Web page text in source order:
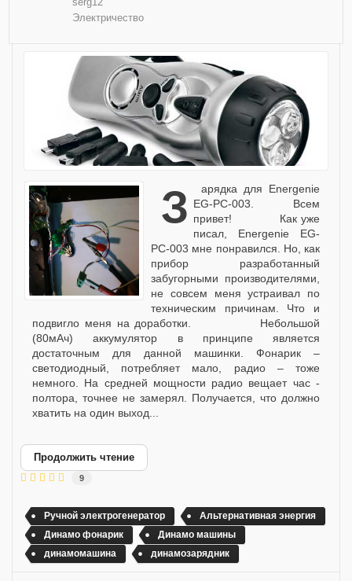
Электричество
Зарядка для Energenie EG-PC-003. Всем
привет! Как уже
писал, Energenie EG-
PC-003 мне понравился. Но, как
прибор разработанный
забугорными производителями,
не совсем меня устраивал по
техническим причинам. Что и
подвигло меня на доработки. Небольшой
(80мАч) аккумулятор в принципе является
достаточным для данной машинки. Фонарик –
светодиодный, потребляет мало, радио – тоже
немного. На средней мощности радио вещает час -
полтора, точнее не замерял. Получается, что должно
хватить на один выход...
Продолжить чтение
9
Ручной электрогенератор
Альтернативная энергия
Динамо фонарик
Динамо машины
динамомашина
динамозарядник